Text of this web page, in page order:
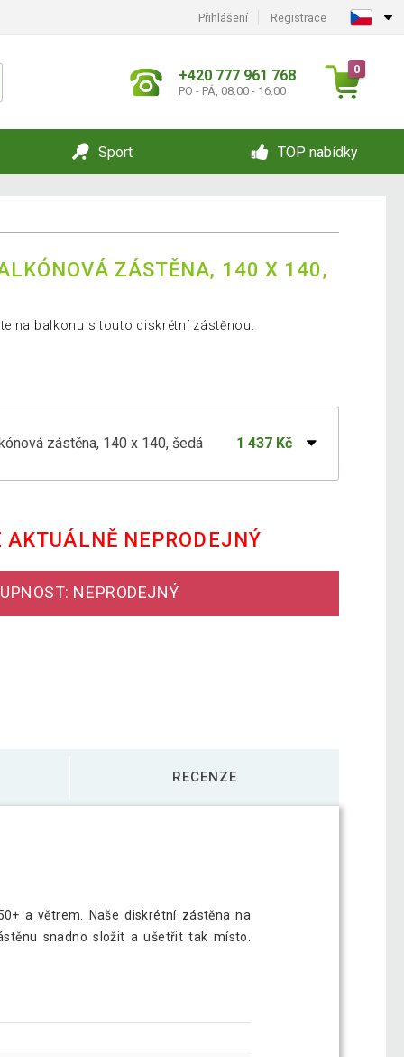
Přihlášení Registrace
+420 777 961 768
PO - PÁ, 08:00 - 16:00
0
Sport TOP nabídky
ZÁSTĚNA, 140 X 140,
na balkonu s touto diskrétní zástěnou.
zástěna, 140 x 140, šedá 1 437 Kč
zástěna, 140 x 140, hnědá 1 389 Kč
AKTUÁLNĚ NEPRODEJNÝ
NEPRODEJNÝ
RECENZE
a větrem. Naše diskrétní zástěna na
snadno složit a ušetřit tak místo.